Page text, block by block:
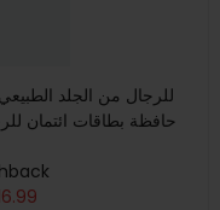
حافظة بطاقات ائتمان